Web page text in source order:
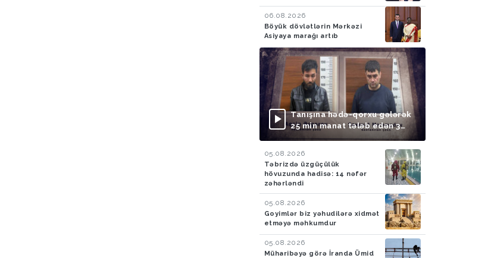
06.08.2026
Böyük dövlətlərin Mərkəzi
Asiyaya marağı artıb
Tanışına hədə-qorxu gələrək
25 min manat tələb edən 3
nəfər saxlanılıb
05.08.2026
Təbrizdə üzgüçülük
hövuzunda hadisə: 14 nəfər
zəhərləndi
05.08.2026
Goyimlər biz yəhudilərə xidmət
etməyə məhkumdur
05.08.2026
Müharibəyə görə İranda Ümid